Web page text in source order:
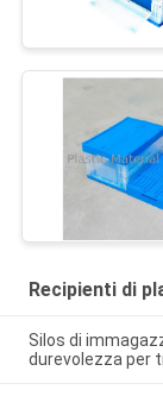
Recipienti di
Silos di
durevolezza per